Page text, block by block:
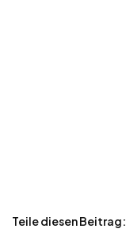
Teile diesen Beitrag: